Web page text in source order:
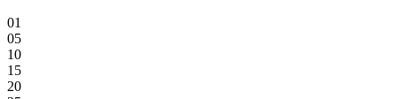
01
05
10
15
20